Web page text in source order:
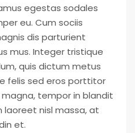
egestas sodales
eu. Cum sociis
dis parturient
mus. Integer tristique
quis dictum metus
felis sed eros porttitor
tempor in blandit
laoreet nisl massa, at
et.